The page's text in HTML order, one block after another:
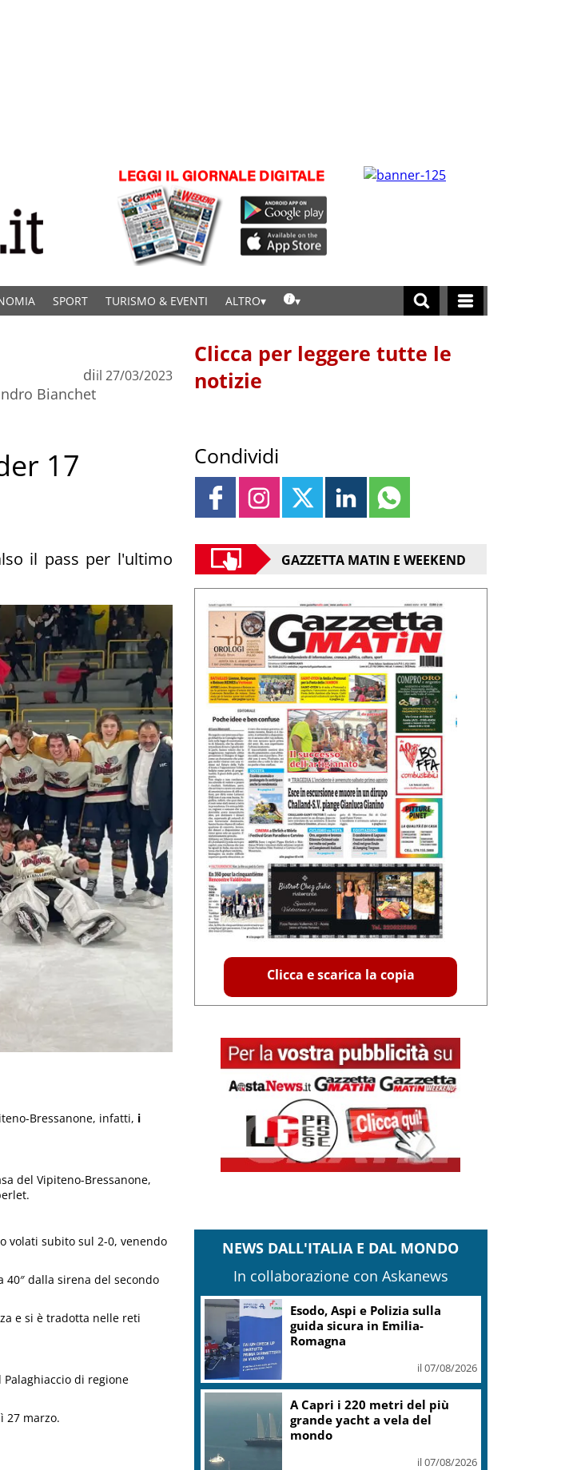
SPORT TURISMO & EVENTI ALTRO
di
Bianchet
il 27/03/2023
17
il pass per l'ultimo
Bressanone, infatti, i
del Vipiteno-Bressanone,
volati subito sul 2-0, venendo
dalla sirena del secondo
e si è tradotta nelle reti
di regione
27 marzo.
Clicca per leggere tutte le
notizie
Condividi
GAZZETTA MATIN E WEEKEND
Clicca e scarica la copia
NEWS DALL'ITALIA E DAL MONDO
In collaborazione con Askanews
Esodo, Aspi e Polizia sulla
guida sicura in Emilia-
Romagna
il 07/08/2026
A Capri i 220 metri del più
grande yacht a vela del
mondo
il 07/08/2026